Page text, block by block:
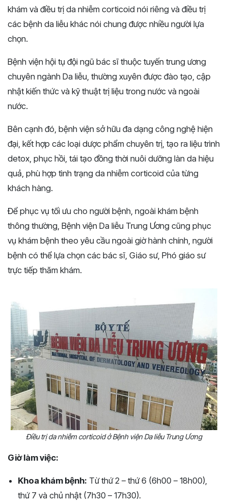
khám và điều trị da nhiễm corticoid nói riêng và điều trị
các bệnh da liễu khác nói chung được nhiều người lựa
chọn.
Bệnh viện hội tụ đội ngũ bác sĩ thuộc tuyến trung ương
chuyên ngành Da liễu, thường xuyên được đào tạo, cập
nhật kiến thức và kỹ thuật trị liệu trong nước và ngoài
nước.
Bên cạnh đó, bệnh viện sở hữu đa dạng công nghệ hiện
đại, kết hợp các loại dược phẩm chuyên trị, tạo ra liệu trình
detox, phục hồi, tái tạo đồng thời nuôi dưỡng làn da hiệu
quả, phù hợp tình trạng da nhiễm corticoid của từng
khách hàng.
Để phục vụ tối ưu cho người bệnh, ngoài khám bệnh
thông thường, Bệnh viện Da liễu Trung Ương cũng phục
vụ khám bệnh theo yêu cầu ngoài giờ hành chính, người
bệnh có thể lựa chọn các bác sĩ, Giáo sư, Phó giáo sư
trực tiếp thăm khám.
Điều trị da nhiễm corticoid ở Bệnh viện Da liễu Trung Ương
Giờ làm việc:
Khoa khám bệnh: Từ thứ 2 – thứ 6 (6h00 – 18h00),
thứ 7 và chủ nhật (7h30 – 17h30).